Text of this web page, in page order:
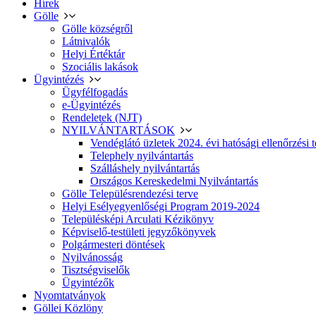
Hírek
Gölle
Gölle községről
Látnivalók
Helyi Értéktár
Szociális lakások
Ügyintézés
Ügyfélfogadás
e-Ügyintézés
Rendeletek (NJT)
NYILVÁNTARTÁSOK
Vendéglátó üzletek 2024. évi hatósági ellenőrzési
Telephely nyilvántartás
Szálláshely nyilvántartás
Országos Kereskedelmi Nyilvántartás
Gölle Településrendezési terve
Helyi Esélyegyenlőségi Program 2019-2024
Településképi Arculati Kézikönyv
Képviselő-testületi jegyzőkönyvek
Polgármesteri döntések
Nyilvánosság
Tisztségviselők
Ügyintézők
Nyomtatványok
Göllei Közlöny